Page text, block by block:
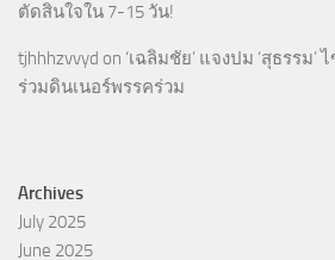
ตัดสินใจใน 7-15 วัน!
tjhhhzvvyd on ‘เฉลิมชัย’ แจงปม ‘สุธรรม’
ร่วมดินเนอร์พรรคร่วม
Archives
July 2025
June 2025